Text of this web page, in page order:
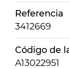
Referencia
3412669
Código de
A13022951